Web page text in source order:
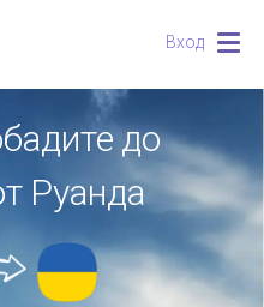
Вход
до
Руанда